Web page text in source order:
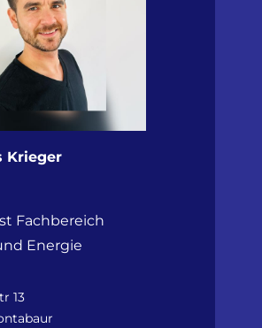
Krieger
Fachbereich
Energie
13